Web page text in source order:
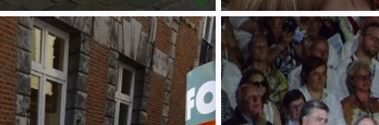
7. September 2016